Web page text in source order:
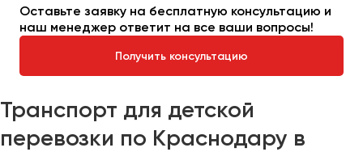
Оставьте заявку на бесплатную консультацию и
наш менеджер ответит на все ваши вопросы!
Получить консультацию
Транспорт для детской
перевозки по Краснодару в